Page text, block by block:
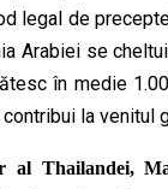
legal de
Arabiei se
în medie
contribui la venitul
alThailandei,